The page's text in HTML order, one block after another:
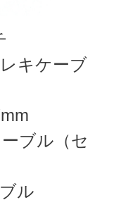
キケーブ
ブル（セ
ル